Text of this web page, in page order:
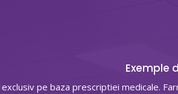
Exemple
pe baza prescriptiei medicale.